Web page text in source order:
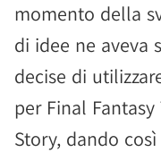
momento della
di idee ne aveva
decise di
per Final
Story, dando